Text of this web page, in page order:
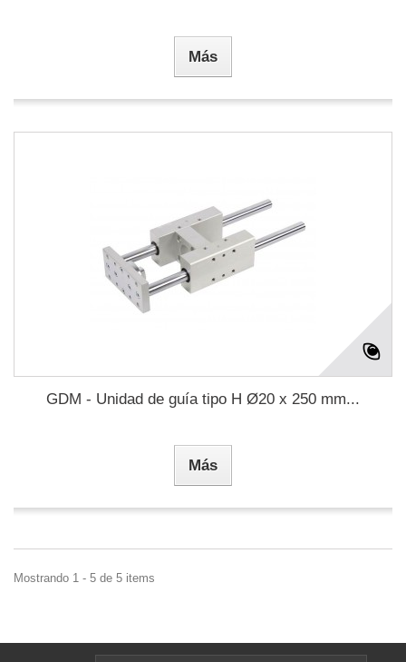
Más
GDM - Unidad de guía tipo H Ø20 x 250 mm...
Más
Mostrando 1 - 5 de 5 items